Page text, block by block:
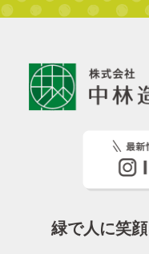
緑で人に笑